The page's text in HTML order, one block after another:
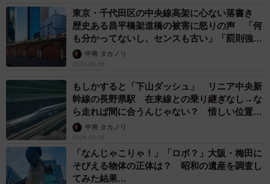
東京・千代田区の中央線高架に心ない落書き
歴史ある昌平橋架道橋の被害に怒りの声 「何
も分かってないし、センスも古い」「罰則強化
して」中将 タカノリ
2026.08.06
もしかすると「下山ダッシュ」 リニア中央新
幹線の長野県駅 在来線との乗り継ぎなし→な
ら走れば間に合うんじゃない？ 惜しい位置関
係が反響
中将 タカノリ
2026.08.06
「なんじゃこりゃ！」「ロボ？」大阪・梅田に
そびえる物体の正体は？ 昭和の遺産を調査し
てみた結果…